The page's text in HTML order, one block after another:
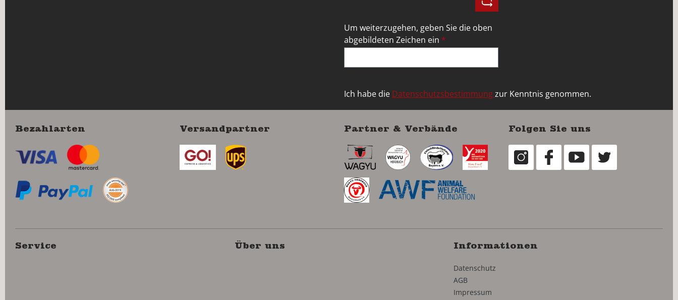
Um weiterzugehen, geben Sie die oben
abgebildeten Zeichen ein *
Ich habe die Datenschutzsbestimmungzur Kenntnis genommen.
Bezahlarten Versandpartner Partner & Verbände Folgen Sie uns
Service Über uns Informationen
Datenschutz
AGB
Impressum